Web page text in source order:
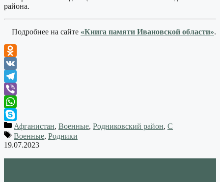
района.
Подробнее на сайте «Книга памяти Ивановской области».
Odnoklassniki
VK
Telegram
Viber
WhatsApp
SkypeАфганистан, Военные, Родниковский район, С
Военные, Родники
19.07.2023